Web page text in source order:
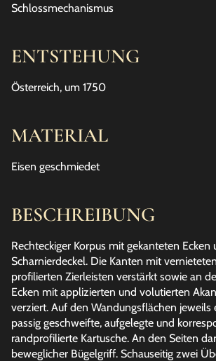
Schlossmechanismus
ENTSTEHUNG
Österreich, um 1750
MATERIAL
Eisen geschmiedet
BESCHREIBUNG
Rechteckiger Korpus mit gekanteten
Scharnierdeckel. Die Kanten mit
profilierten Zierleisten verstärkt sowie an
Ecken mit applizierten und volutierten
verziert. Auf den Wandungsflächen jeweils
passig geschweifte, aufgelegte und
randprofilierte Kartusche. An den Seiten
beweglicher Bügelgriff. Schauseitig zwei